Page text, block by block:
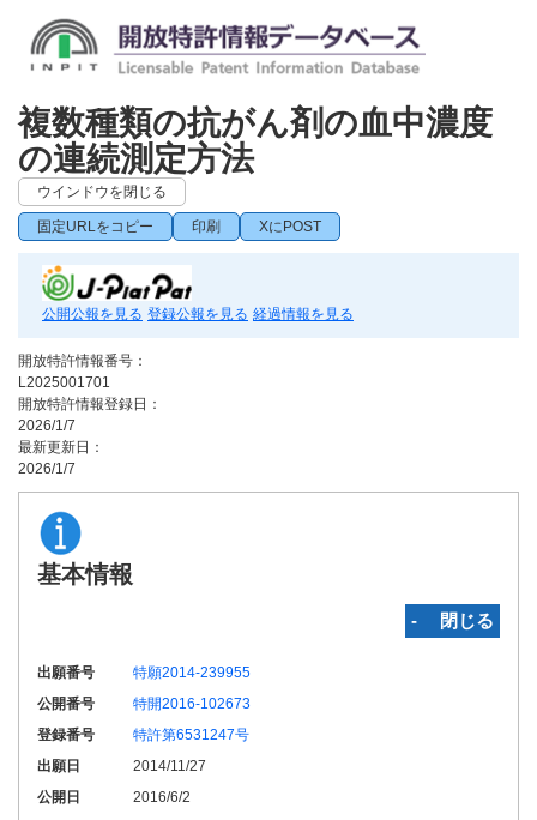
複数種類の抗がん剤の血中濃度
の連続測定方法
ウインドウを閉じる
固定URLをコピー 印刷 XにPOST
公開公報を見る 登録公報を見る 経過情報を見る
開放特許情報番号：
L2025001701
開放特許情報登録日：
2026/1/7
最新更新日：
2026/1/7
基本情報
‐ 閉じる
出願番号
特願2014-239955
公開番号
特開2016-102673
登録番号
特許第6531247号
出願日
2014/11/27
公開日
2016/6/2